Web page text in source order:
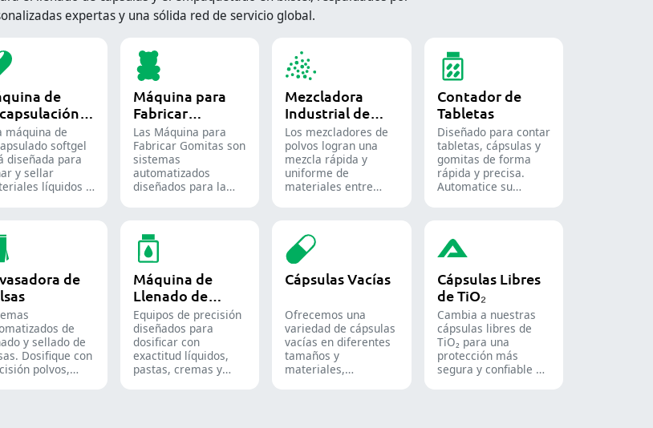
expertas y una sólida red de servicio global.
de
máquina de
softgel
diseñada para
y sellar
líquidos o
Máquina para
Fabricar
Gomitas
Las Máquina para
Fabricar Gomitas son
sistemas
automatizados
diseñados para la
tanto a la industria
de la confitería como
Mezcladora
Industrial de
Polvos
Los mezcladores de
polvos logran una
mezcla rápida y
uniforme de
materiales entre
farmacéutica,
alimentaria y
química.
Contador de
Tabletas
Diseñado para contar
tabletas, cápsulas y
gomitas de forma
rápida y precisa.
Automatice su
soluciones de conteo
para formas sólidas.
de
de
y sellado de
Dosifique con
polvos,
Máquina de
Llenado de
Líquidos
Equipos de precisión
diseñados para
dosificar con
exactitud líquidos,
pastas, cremas y
Cápsulas Vacías
Ofrecemos una
variedad de cápsulas
vacías en diferentes
tamaños y
materiales,
Cápsulas Libres
de TiO₂
Cambia a nuestras
cápsulas libres de
TiO₂ para una
protección más
segura y confiable de